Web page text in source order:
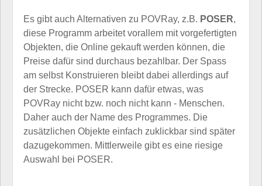
Es gibt auch Alternativen zu POVRay, z.B. POSER,
diese Programm arbeitet vorallem mit vorgefertigten
Objekten, die Online gekauft werden können, die
Preise dafür sind durchaus bezahlbar. Der Spass
am selbst Konstruieren bleibt dabei allerdings auf
der Strecke. POSER kann dafür etwas, was
POVRay nicht bzw. noch nicht kann - Menschen.
Daher auch der Name des Programmes. Die
zusätzlichen Objekte einfach zuklickbar sind später
dazugekommen. Mittlerweile gibt es eine riesige
Auswahl bei POSER.